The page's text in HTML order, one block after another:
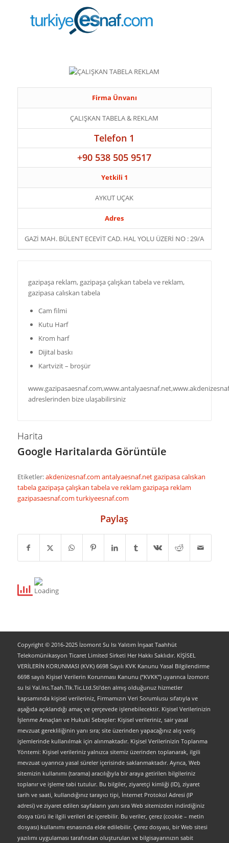
Firma Ünvanı
ÇALIŞKAN TABELA & REKLAM
Telefon 1
+90 538 505 9517
Yetkili 1
AYKUT UÇAK
Adres
GAZİ MAH. BÜLENT ECEVİT CAD. HAL YOLU ÜZERİ NO : 29/A
gazipaşa reklam, gazipaşa çalışkan tabela ve reklam,
gazipasa calıskan tabela
Cam filmi
Kutu Harf
Krom harf
Dijital baskı
Kartvizit – broşür
adreslerinden bize ulaşabilirsiniz
Harita
Google Haritalarda Görüntüle
Etiketler:akdenizesnaf.com antalyaesnaf.netgazipasa calıskan
tabelagazipaşa çalışkan tabela ve reklam gazipaşa reklam
gazipasaesnaf.com turkiyeesnaf.com
Paylaş
Copyright © 2016-2025 İzomont Su Isı Yalıtım İnşaat Taahhüt
Telekomünikasyon Ticaret Limited Sirketi Her Hakkı Saklıdır. KİŞİSEL
VERİLERİN KORUNMASI (KVK) 6698 Sayılı KVK Kanunu Yasal Bilgilendirme
6698 sayılı Kişisel Verilerin Korunması Kanunu (“KVKK”) uyarınca İzomont
su Isi Yal.Ins.Taah.Tlk.Tic.Ltd.Sti’den almış olduğunuz hizmetler
kapsamında kişisel verileriniz, Firmamızın Veri Sorumlusu sıfatıyla ve
aşağıda açıklandığı amaç ve çerçevede işlenebilecektir. Kişisel Verilerinizin
İşlenme Amaçları ve Hukuki Sebepler: Kişisel verileriniz, sair yasal
mevzuat gerekliliğinin yanı sıra; site üzerinden yapacağınız alış veriş
işlemlerinde kullanılmak için alınmaktadır. Kişisel Verilerinizin Toplanma
Yöntemi: Kişisel verileriniz yalnızca sitemiz üzerinden toplanarak, ilgili
mevzuat uyarınca yasal süreler içerisinde saklanmaktadır. Ayrıca, Web
sitemizin kullanımı (tarama) aracılığıyla bir araya getirilen bilgileriniz
toplanır ve işleme tabi tutulur. Bu bilgiler, ziyaretçi kimliği (ID), ziyaret
tarih ve saati, kullandığınız tarayıcı tipi, İnternet Protokol Adresi (IP
adresi) ve ziyaret edilen sayfaların yanı sıra Web sitemizden indirdiğiniz
dosya türü ile ilgili verileri de içerebilir. Bu veriler, çerez (cookie – metin
dosyası) kullanımı esnasında elde edilebilir. Çerez dosyası, bir Web sitesi
yazılımı uygulaması tarafından oluşturulan ve bilgisayarınızın sabit